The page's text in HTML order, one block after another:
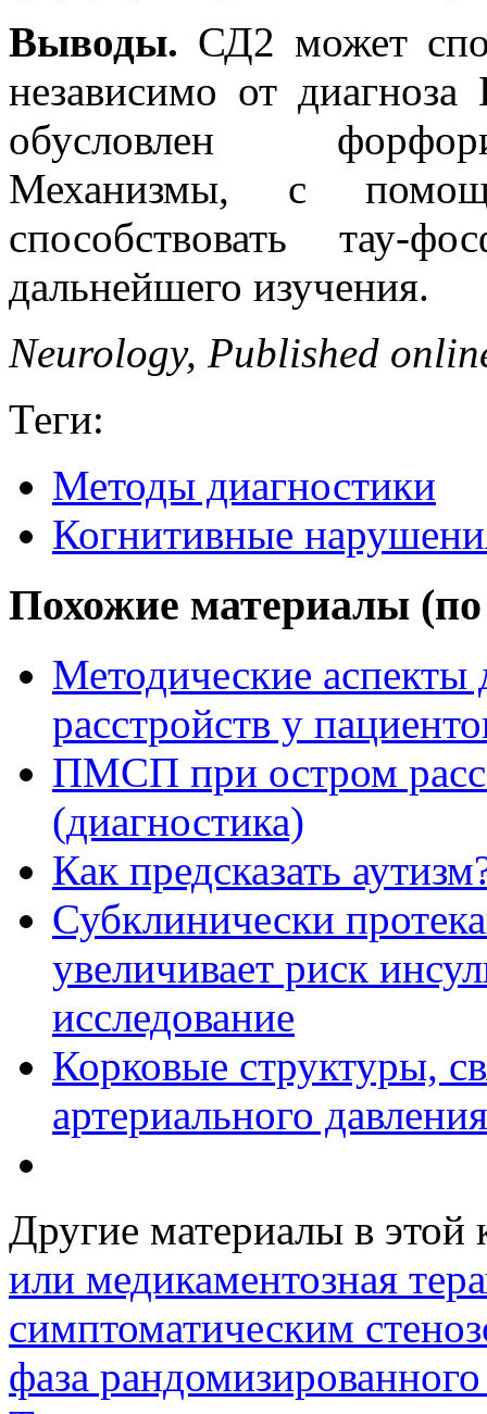
Выводы. СД2 может
независимо от
обусловлен
Механизмы, с
способствовать тау-
дальнейшего изучения.
Neurology, Published
Теги:
Методы диагностики
Когнитивные
Похожие материалы (по
Методические аспекты
расстройств у
ПМСП при остром
(диагностика)
Как предсказать
Субклинически
увеличивает риск
исследование
Корковые структуры,
артериального давления
Другие материалы в этой
или медикаментозная
симптоматическим
фаза